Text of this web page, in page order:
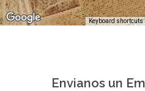
Keyboard shortcuts
Envianos un